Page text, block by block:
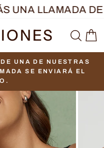
LLAMADA DE
UNA DE NUESTRAS
SE ENVIARÁ EL